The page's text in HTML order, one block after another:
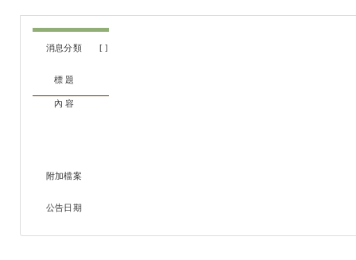
消息分類 [ ]
標 題
內 容
附加檔案
公告日期